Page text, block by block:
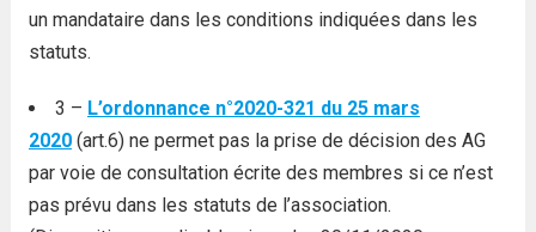
un mandataire dans les conditions indiquées dans les
statuts.
3 – L’ordonnance n°2020-321 du 25 mars
2020(art.6) ne permet pas la prise de décision des AG
par voie de consultation écrite des membres si ce n’est
pas prévu dans les statuts de l’association.